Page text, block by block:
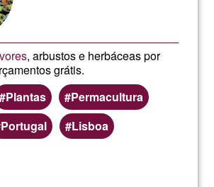
, arbustos e herbáceas por
grátis.
Plantas
Permacultura
Portugal
Lisboa